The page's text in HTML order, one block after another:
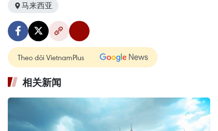
马来西亚
Theo dõi VietnamPlus
相关新闻